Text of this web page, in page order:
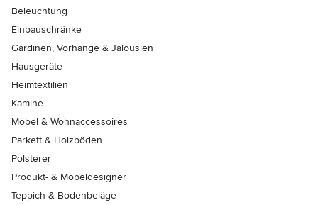
Beleuchtung
Einbauschränke
Gardinen, Vorhänge & Jalousien
Hausgeräte
Heimtextilien
Kamine
Möbel & Wohnaccessoires
Parkett & Holzböden
Polsterer
Produkt- & Möbeldesigner
Teppich & Bodenbeläge